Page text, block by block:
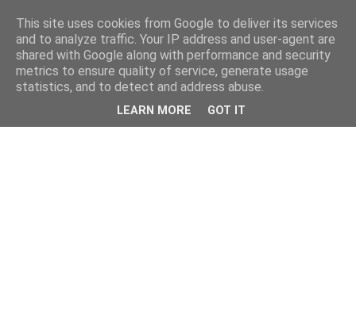
This site uses cookies from Google to deliver its services
and to analyze traffic. Your IP address and user-agent are
shared with Google along with performance and security
metrics to ensure quality of service, generate usage
statistics, and to detect and address abuse.
LEARN MORE GOT IT